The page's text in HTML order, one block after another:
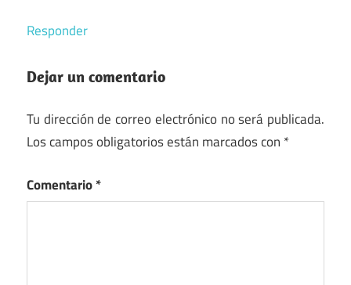
Responder
Dejar un comentario
Tu dirección de correo electrónico no será publicada.
Los campos obligatorios están marcados con *
Comentario*